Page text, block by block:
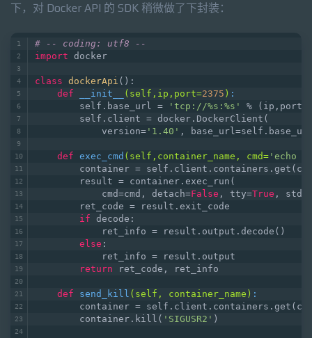
下，对 Docker API 的 SDK 稍微做了下封装：
# -- coding: utf8 --
import docker
class dockerApi () :
def
__init__ (self,ip,port=2375 ) :
        self.base_url =
'tcp://%s:%s'
% (ip,port)
        self.client = docker.DockerClient(
            version=
'1.40' ,
def exec_cmd (self,container_name, cmd= 'echo
container =
        result = container.exec_run(
            cmd=cmd, detach=
False , tty=True ,
        ret_code = result.exit_code
if decode:
            ret_info = result.output.decode()
else :
            ret_info = result.output
return ret_code, ret_info
def send_kill (self, container_name) :
container =
        container.kill(
'SIGUSR2' )